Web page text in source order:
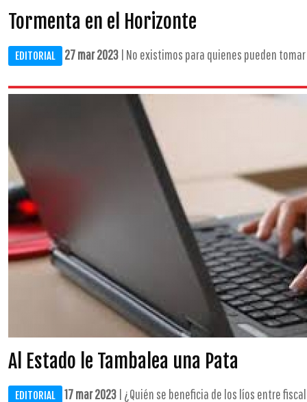
Tormenta en el Horizonte
EDITORIAL 27 mar 2023 | No existimos para quienes pueden
Al Estado le Tambalea una Pata
EDITORIAL 17 mar 2023 | ¿Quién se beneficia de los líos entre